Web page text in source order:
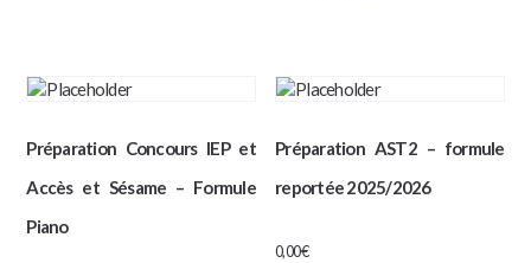
Préparation Concours IEP et
Accès et Sésame – Formule
Piano
Préparation AST2 – formule
reportée 2025/2026
0,00€